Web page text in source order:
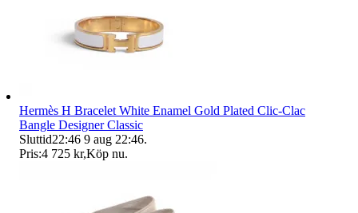
Hermès H Bracelet White Enamel Gold Plated Clic-Clac
Bangle Designer Classic
Sluttid22:46 9 aug 22:46.
Pris:4 725 kr,Köp nu.